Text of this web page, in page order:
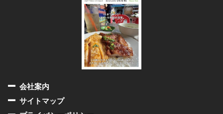
会社案内
サイトマップ